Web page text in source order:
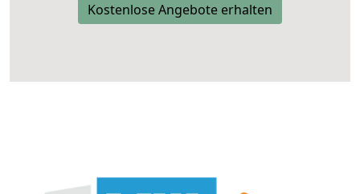
Kostenlose Angebote erhalten